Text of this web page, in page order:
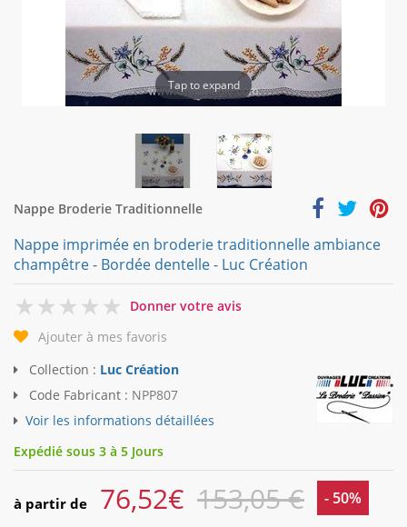
Tap to expand
Nappe Broderie Traditionnelle
Nappe imprimée en broderie traditionnelle ambiance
champêtre - Bordée dentelle - Luc Création
0
Donner votre avis
Ajouter à mes favoris
Collection : Luc Création
Code Fabricant : NPP807
Voir les informations détaillées
Expédié sous 3 à 5 Jours
à partir de 76,52€ 153,05 € - 50%